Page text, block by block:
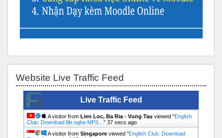
Website Live Traffic Feed
Live Traffic Feed
A visitor from Lien Loc, Ba Ria - Vung Tau viewed "English
Club: Download file nghe MP3… " 38 secs ago
A visitor from Singapore viewed "English Club: Download